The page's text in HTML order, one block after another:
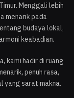
Menggali lebih
menarik pada
budaya lokal,
keabadian.
kami hadir di ruang
penuh rasa,
yang sarat makna.